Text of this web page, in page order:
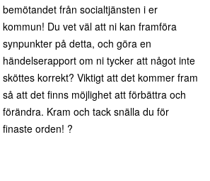
bemötandet från socialtjänsten i er
kommun! Du vet väl att ni kan framföra
synpunkter på detta, och göra en
händelserapport om ni tycker att något inte
sköttes korrekt? Viktigt att det kommer fram
så att det finns möjlighet att förbättra och
förändra. Kram och tack snälla du för
finaste orden! ?